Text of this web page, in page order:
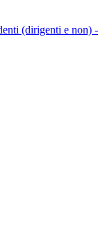
(dirigenti e non) -